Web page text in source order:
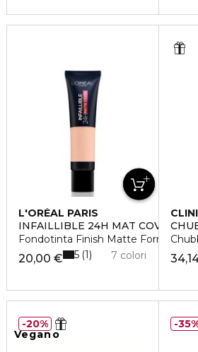
L'ORÉAL PARIS
INFAILLIBLE 24H MAT COVER
Fondotinta Finish Matte Formula a
20,00 € 7 colori
5 1
Vegano
20%